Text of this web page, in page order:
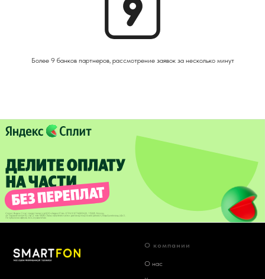
Более 9 банков партнеров, рассмотрение заявок за несколько минут
О компании
О нас